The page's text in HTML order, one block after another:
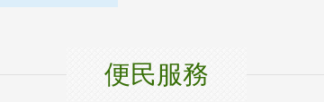
便民服務